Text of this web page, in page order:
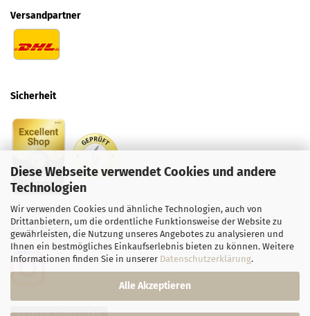
Diese Webseite verwendet Cookies und andere
Technologien
Wir verwenden Cookies und ähnliche Technologien, auch von
Drittanbietern, um die ordentliche Funktionsweise der Website zu
gewährleisten, die Nutzung unseres Angebotes zu analysieren und
Ihnen ein bestmögliches Einkaufserlebnis bieten zu können. Weitere
Informationen finden Sie in unserer Datenschutzerklärung.
Alle Akzeptieren
Versandpartner
Sicherheit
Social Media